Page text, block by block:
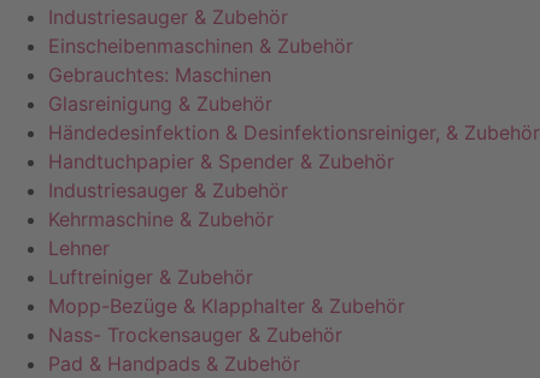
Industriesauger & Zubehör
Einscheibenmaschinen & Zubehör
Gebrauchtes: Maschinen
Glasreinigung & Zubehör
Händedesinfektion & Desinfektionsreiniger, & Zubehör
Handtuchpapier & Spender & Zubehör
Industriesauger & Zubehör
Kehrmaschine & Zubehör
Lehner
Luftreiniger & Zubehör
Mopp-Bezüge & Klapphalter & Zubehör
Nass- Trockensauger & Zubehör
Pad & Handpads & Zubehör